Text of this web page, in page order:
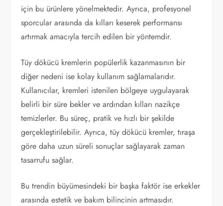
için bu ürünlere yönelmektedir. Ayrıca, profesyonel
sporcular arasında da kılları keserek performansı
artırmak amacıyla tercih edilen bir yöntemdir.
Tüy dökücü kremlerin popülerlik kazanmasının bir
diğer nedeni ise kolay kullanım sağlamalarıdır.
Kullanıcılar, kremleri istenilen bölgeye uygulayarak
belirli bir süre bekler ve ardından kılları nazikçe
temizlerler. Bu süreç, pratik ve hızlı bir şekilde
gerçekleştirilebilir. Ayrıca, tüy dökücü kremler, tıraşa
göre daha uzun süreli sonuçlar sağlayarak zaman
tasarrufu sağlar.
Bu trendin büyümesindeki bir başka faktör ise erkekler
arasında estetik ve bakım bilincinin artmasıdır.